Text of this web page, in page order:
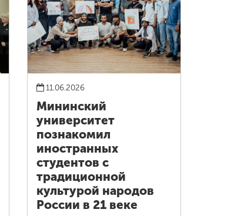
11.06.2026
Мининский
университет
познакомил
иностранных
студентов с
традиционной
культурой народов
России в 21 веке